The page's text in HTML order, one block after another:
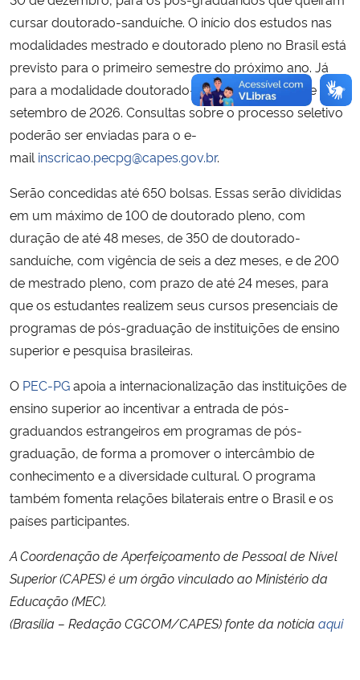
cursar doutorado-sanduíche. O início dos estudos nas
modalidades mestrado e doutorado pleno no Brasil está
previsto para o primeiro semestre do próximo ano. Já
para a modalidade doutorado-sanduíche em 30 de
setembro de 2026. Consultas sobre o processo seletivo
poderão ser enviadas para o e-
mail inscricao.pecpg@capes.gov.br.
Serão concedidas até 650 bolsas. Essas serão divididas
em um máximo de 100 de doutorado pleno, com
duração de até 48 meses, de 350 de doutorado-
sanduíche, com vigência de seis a dez meses, e de 200
de mestrado pleno, com prazo de até 24 meses, para
que os estudantes realizem seus cursos presenciais de
programas de pós-graduação de instituições de ensino
superior e pesquisa brasileiras.
O PEC-PGapoia a internacionalização das instituições de
ensino superior ao incentivar a entrada de pós-
graduandos estrangeiros em programas de pós-
graduação, de forma a promover o intercâmbio de
conhecimento e a diversidade cultural. O programa
também fomenta relações bilaterais entre o Brasil e os
países participantes.
A Coordenação de Aperfeiçoamento de Pessoal de Nível
Superior (CAPES) é um órgão vinculado ao Ministério da
Educação (MEC).
(Brasília – Redação CGCOM/CAPES) fonte da notícia aqui